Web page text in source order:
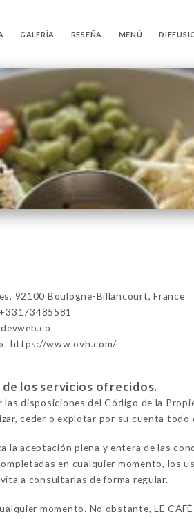
GALERÍA RESEÑA MENÚ
92100 Boulogne-Billancourt, France
https://www.ovh.com/
los servicios ofrecidos.
disposiciones del Código de la
ceder o explotar por su cuenta
la aceptación plena y entera de las
en cualquier momento, los
a consultarlas de forma regular.
momento. No obstante, LE